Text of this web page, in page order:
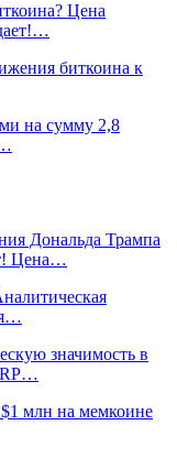
Цена
биткоина к
на сумму 2,8
Дональда Трампа
Цена…
значимость в
$1 млн на мемкоине